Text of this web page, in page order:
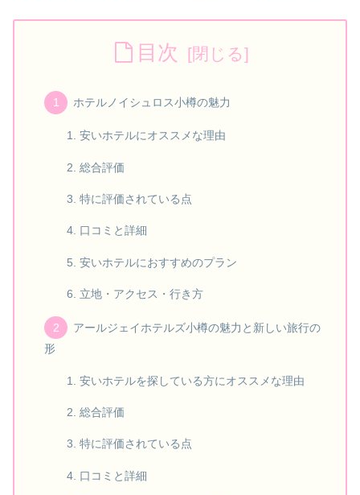
目次
ホテルノイシュロス小樽の魅力
安いホテルにオススメな理由
総合評価
特に評価されている点
口コミと詳細
安いホテルにおすすめのプラン
立地・アクセス・行き方
アールジェイホテルズ小樽の魅力と新しい旅行の
形
安いホテルを探している方にオススメな理由
総合評価
特に評価されている点
口コミと詳細